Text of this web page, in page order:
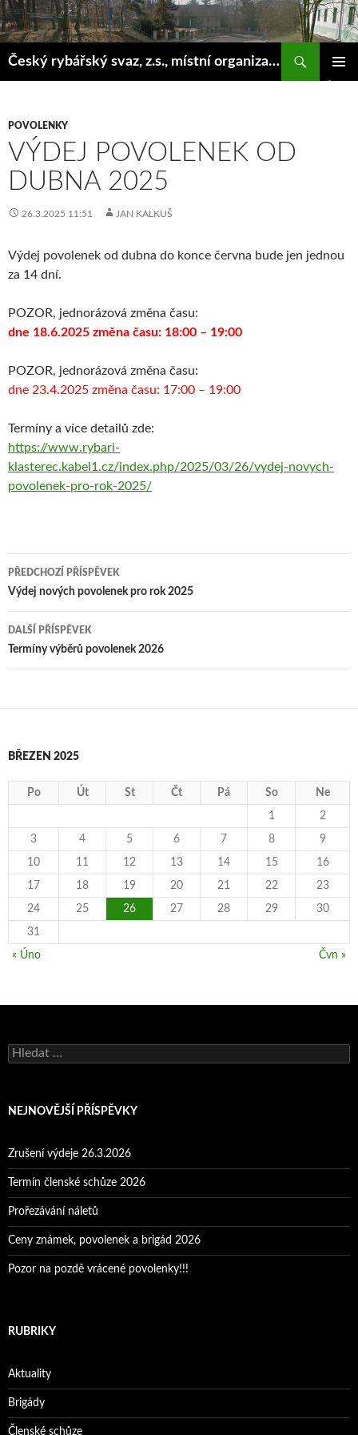
Český rybářský svaz, z.s., místní organizace Klášterec nad Ohří
Hledat
WEBU
POVOLENKY
VÝDEJ POVOLENEK OD
DUBNA 2025
26.3.2025 11:51 JAN KALKUŠ
Výdej povolenek od dubna do konce června bude jen jednou
za 14 dní.
POZOR, jednorázová změna času:
dne 18.6.2025 změna času: 18:00 – 19:00
POZOR, jednorázová změna času:
dne 23.4.2025 změna času: 17:00 – 19:00
Termíny a více detailů zde:
https://www.rybari-
klasterec.kabel1.cz/index.php/2025/03/26/vydej-novych-
povolenek-pro-rok-2025/
Navigace
pro
příspěvky
PŘEDCHOZÍ PŘÍSPĚVEK
Výdej nových povolenek pro rok 2025
DALŠÍ PŘÍSPĚVEK
Termíny výběrů povolenek 2026
BŘEZEN 2025
Po Út St Čt Pá So Ne
1 2
3 4 5 6 7 8 9
10 11 12 13 14 15 16
17 18 19 20 21 22 23
24 25 26 27 28 29 30
31
« Úno Čvn »
Vyhledávání
NEJNOVĚJŠÍ PŘÍSPĚVKY
Zrušení výdeje 26.3.2026
Termín členské schůze 2026
Prořezávání náletů
Ceny známek, povolenek a brigád 2026
Pozor na pozdě vrácené povolenky!!!
RUBRIKY
Aktuality
Brigády
Členské schůze